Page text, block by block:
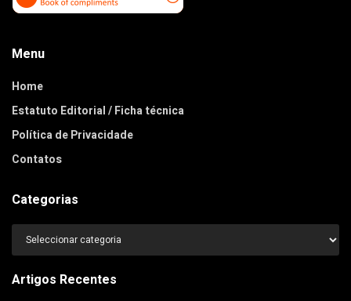
Menu
Home
Estatuto Editorial / Ficha técnica
Política de Privacidade
Contatos
Categorias
Categorias
Artigos Recentes